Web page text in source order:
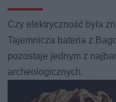
Czy elektryczność była
Tajemnicza bateria z
pozostaje jednym z
archeologicznych.